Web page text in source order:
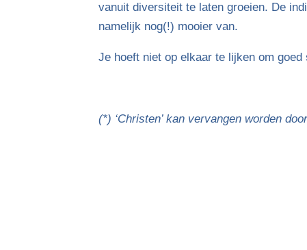
vanuit diversiteit te laten groeien. De
namelijk nog(!) mooier van.
Je hoeft niet op elkaar te lijken om
(*) ‘Christen’ kan vervangen worden